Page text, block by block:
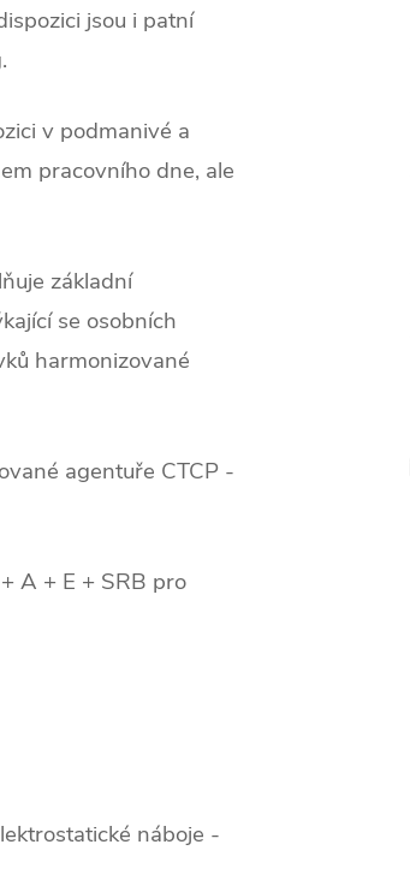
jsou i patní
v podmanivé a
pracovního dne, ale
základní
se osobních
harmonizované
agentuře CTCP -
A + E + SRB pro
náboje -